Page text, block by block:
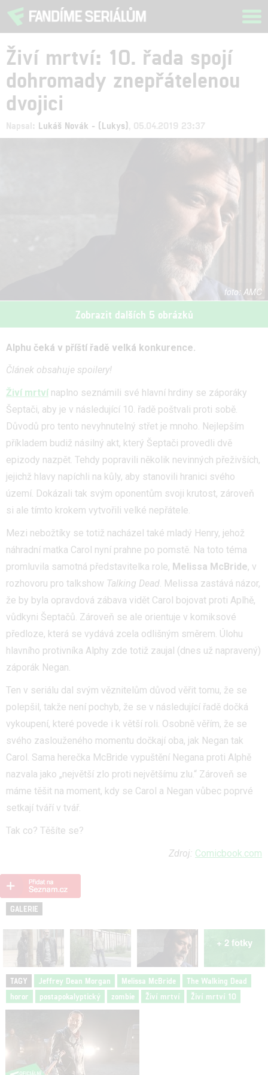
Živí mrtví: 10. řada spojí
dohromady znepřátelenou
dvojici
Napsal: Lukáš Novák - (Lukys) , 05.04.2019 23:37
AMC
Zobrazit dalších 5 obrázků
Alphu čeká v příští řadě velká konkurence.
Článek obsahuje spoilery!
Živí mrtvínaplno seznámili své hlavní hrdiny se záporáky
Šeptači, aby je v následující 10. řadě poštvali proti sobě.
Důvodů pro tento nevyhnutelný střet je mnoho. Nejlepším
příkladem budiž násilný akt, který Šeptači provedli dvě
epizody nazpět. Tehdy popravili několik nevinných přeživších,
jejichž hlavy napíchli na kůly, aby stanovili hranici svého
území. Dokázali tak svým oponentům svoji krutost, zároveň
si ale tímto krokem vytvořili velké nepřátele.
Mezi nebožtíky se totiž nacházel také mladý Henry, jehož
náhradní matka Carol nyní prahne po pomstě. Na toto téma
promluvila samotná představitelka role, Melissa McBride, v
rozhovoru pro talkshow Talking Dead. Melissa zastává názor,
že by byla opravdová zábava vidět Carol bojovat proti Aplhě,
vůdkyni Šeptačů. Zároveň se ale orientuje v komiksové
předloze, která se vydává zcela odlišným směrem. Úlohu
hlavního protivníka Alphy zde totiž zaujal (dnes už napravený)
záporák Negan.
Ten v seriálu dal svým věznitelům důvod věřit tomu, že se
polepšil, takže není pochyb, že se v následující řadě dočká
vykoupení, které povede i k větší roli. Osobně věřím, že se
svého zaslouženého momentu dočkají oba, jak Negan tak
Carol. Sama herečka McBride vypuštění Negana proti Alphě
nazvala jako „největší zlo proti největšímu zlu.“ Zároveň se
máme těšit na moment, kdy se Carol a Negan vůbec poprvé
setkají tváří v tvář.
Tak co? Těšíte se?
Zdroj: Comicbook.com
GALERIE
+ 2 fotky
TAGY Jeffrey Dean Morgan Melissa McBride
The Walking Dead
horor
postapokalyptický zombie Živí mrtví Živí mrtví 10